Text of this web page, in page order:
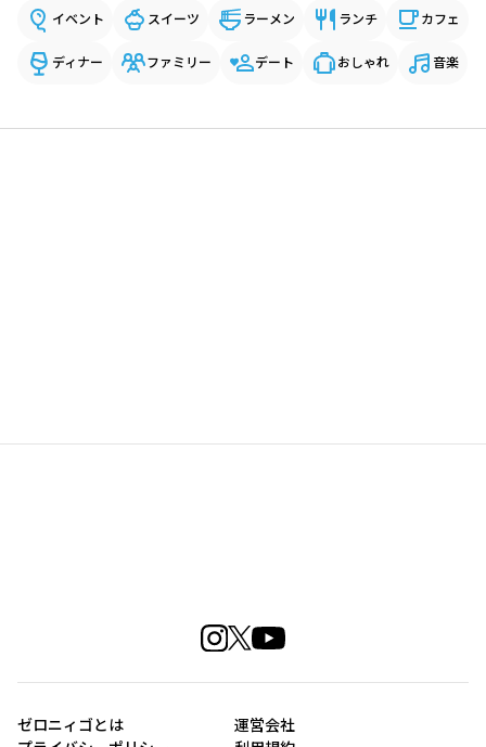
イベント スイーツ ラーメン ランチ カフェ
ディナー ファミリー デート おしゃれ 音楽
ゼロニィゴとは
運営会社